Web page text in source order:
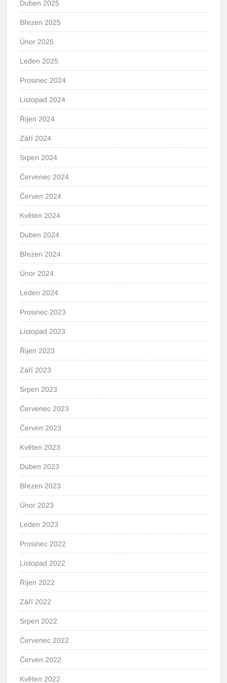
Duben 2025
Březen 2025
Únor 2025
Leden 2025
Prosinec 2024
Listopad 2024
Říjen 2024
Září 2024
Srpen 2024
Červenec 2024
Červen 2024
Květen 2024
Duben 2024
Březen 2024
Únor 2024
Leden 2024
Prosinec 2023
Listopad 2023
Říjen 2023
Září 2023
Srpen 2023
Červenec 2023
Červen 2023
Květen 2023
Duben 2023
Březen 2023
Únor 2023
Leden 2023
Prosinec 2022
Listopad 2022
Říjen 2022
Září 2022
Srpen 2022
Červenec 2022
Červen 2022
Květen 2022